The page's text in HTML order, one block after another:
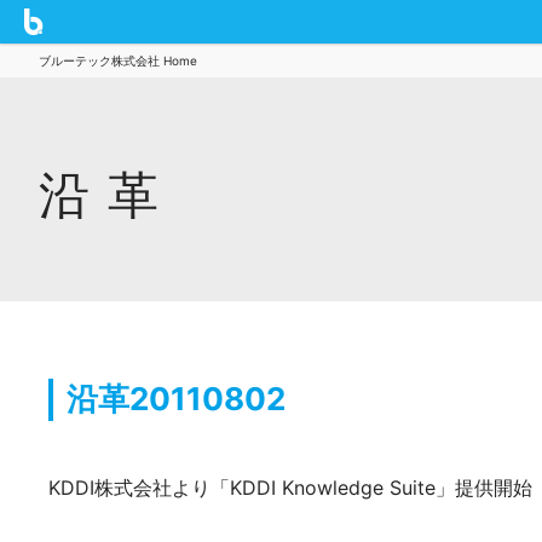
ブルーテック株式会社 Home
沿革
沿革20110802
KDDI株式会社より「KDDI Knowledge Suite」提供開始